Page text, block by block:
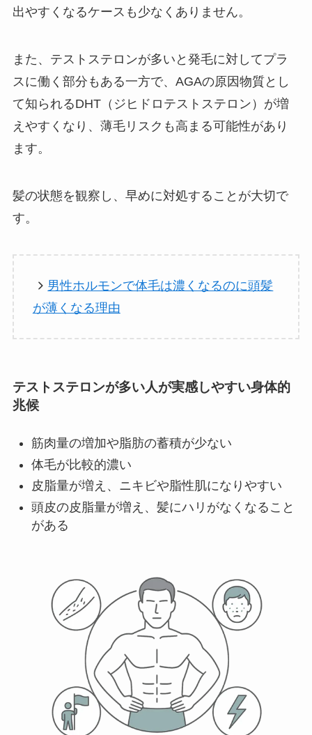
出やすくなるケースも少なくありません。
また、テストステロンが多いと発毛に対してプラ
スに働く部分もある一方で、AGAの原因物質とし
て知られるDHT（ジヒドロテストステロン）が増
えやすくなり、薄毛リスクも高まる可能性があり
ます。
髪の状態を観察し、早めに対処することが大切で
す。
男性ホルモンで体毛は濃くなるのに頭髪
が薄くなる理由
テストステロンが多い人が実感しやすい身体的
兆候
筋肉量の増加や脂肪の蓄積が少ない
体毛が比較的濃い
皮脂量が増え、ニキビや脂性肌になりやすい
頭皮の皮脂量が増え、髪にハリがなくなること
がある